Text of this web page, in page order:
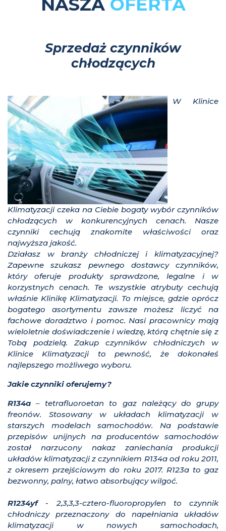
NASZAOFERTA
Sprzedaż czynników
chłodzących
W Klinice
Klimatyzacji czeka na Ciebie bogaty wybór czynników
chłodzących w konkurencyjnych cenach. Nasze
czynniki cechują znakomite właściwości oraz
najwyższa jakość.
Działasz w branży chłodniczej i klimatyzacyjnej?
Zapewne szukasz pewnego dostawcy czynników,
który oferuje produkty sprawdzone, legalne i w
korzystnych cenach. Te wszystkie atrybuty cechują
właśnie Klinikę Klimatyzacji. To miejsce, gdzie oprócz
bogatego asortymentu zawsze możesz liczyć na
fachowe doradztwo i pomoc. Nasi pracownicy mają
wieloletnie doświadczenie i wiedzę, którą chętnie się z
Tobą podzielą. Zakup czynników chłodniczych w
Klinice Klimatyzacji to pewność, że dokonałeś
najlepszego możliwego wyboru.
Jakie czynniki oferujemy?
R134a – tetrafluoroetan to gaz należący do grupy
freonów. Stosowany w układach klimatyzacji w
starszych modelach samochodów. Na podstawie
przepisów unijnych na producentów samochodów
został narzucony nakaz zaniechania produkcji
układów klimatyzacji z czynnikiem R134a od roku 2011,
z okresem przejściowym do roku 2017. R123a to gaz
bezwonny, palny, łatwo absorbujący wilgoć.
R1234yf
- 2,3,3,3-cztero-fluoropropylen to czynnik
chłodniczy przeznaczony do napełniania układów
klimatyzacji w nowych samochodach,